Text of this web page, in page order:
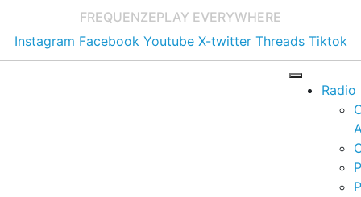
FREQUENZEPLAY EVERYWHERE
Instagram Facebook Youtube X-twitter Threads Tiktok
Radio